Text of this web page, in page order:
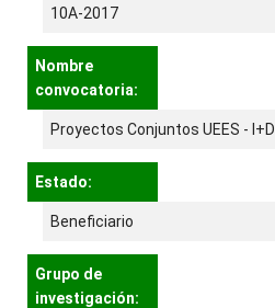
10A-2017
Nombre
convocatoria:
Proyectos Conjuntos UEES - I+D
Estado:
Beneficiario
Grupo de
investigación: